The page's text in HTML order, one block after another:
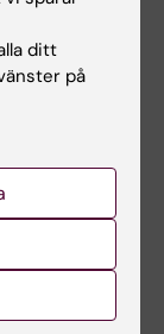
15 HT28
7,5 HT28
ditt
på